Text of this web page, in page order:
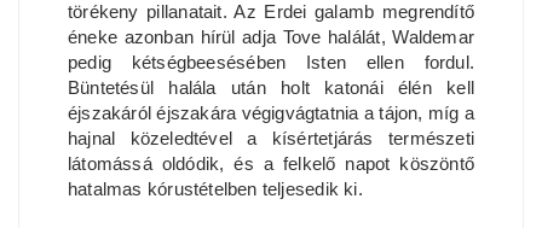
törékeny pillanatait. Az Erdei galamb megrendítő
éneke azonban hírül adja Tove halálát, Waldemar
pedig kétségbeesésében Isten ellen fordul.
Büntetésül halála után holt katonái élén kell
éjszakáról éjszakára végigvágtatnia a tájon, míg a
hajnal közeledtével a kísértetjárás természeti
látomássá oldódik, és a felkelő napot köszöntő
hatalmas kórustételben teljesedik ki.